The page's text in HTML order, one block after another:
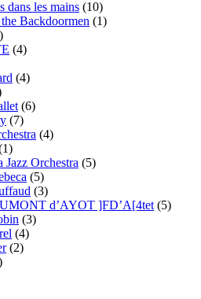
dans les mains (10)
Backdoormen (1)
(4)
(4)
(6)
(7)
(4)
Jazz Orchestra (5)
(5)
(3)
d’AYOT ]FD’A[4tet (5)
(3)
(4)
(2)